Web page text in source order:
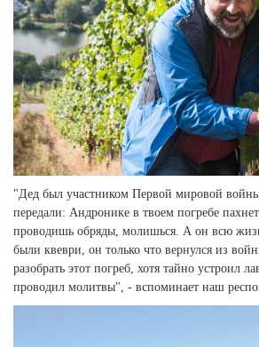
"Дед был участником Первой мировой
передали: Андронике в твоем погребе
проводишь обряды, молишься. А он всю
были квеври, он только что вернулся из
разобрать этот погреб, хотя тайно устроил
проводил молитвы", - вспоминает наш